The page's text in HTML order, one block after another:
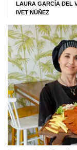
LAURA GARCÍA DEL
IVET NÚÑEZ